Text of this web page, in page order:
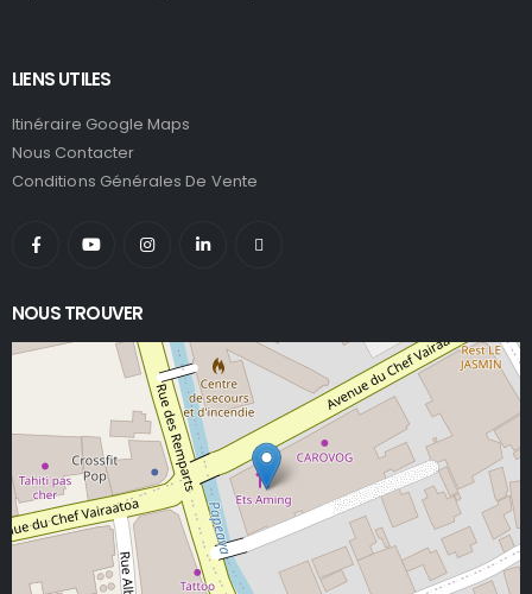
LIENS UTILES
Itinéraire Google Maps
Nous Contacter
Conditions Générales De Vente
NOUS TROUVER